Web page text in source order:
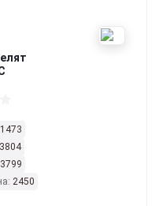
1473
2450